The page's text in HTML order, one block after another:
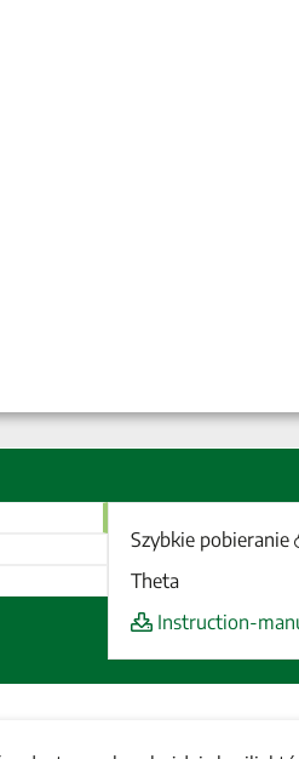
Szybkie pobieranie
Theta
Instruction-